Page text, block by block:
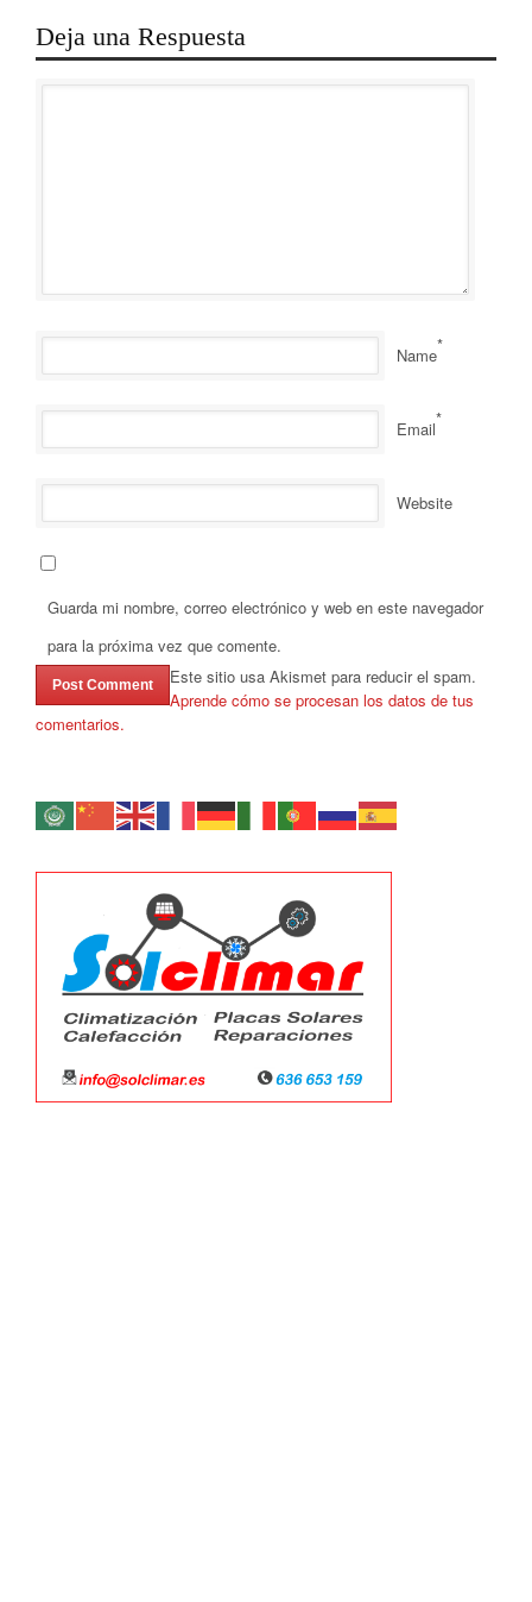
Deja una Respuesta
Name*
Email*
Website
Guarda mi nombre, correo electrónico y web en este navegador
para la próxima vez que comente.
Este sitio usa Akismet para reducir el spam.
Aprende cómo se procesan los datos de tus
comentarios.